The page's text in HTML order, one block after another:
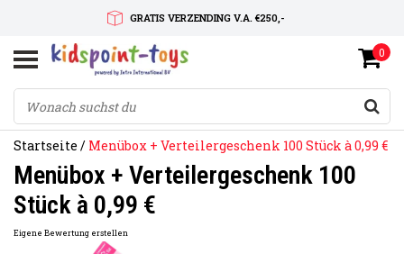
GRATIS VERZENDING V.A. €250,-
SNELLE LEVERTIJD
SERVICE OP MAAT
0
Startseite / Menübox + Verteilergeschenk 100 Stück à 0,99 €
Menübox + Verteilergeschenk 100
Stück à 0,99 €
Eigene Bewertung erstellen